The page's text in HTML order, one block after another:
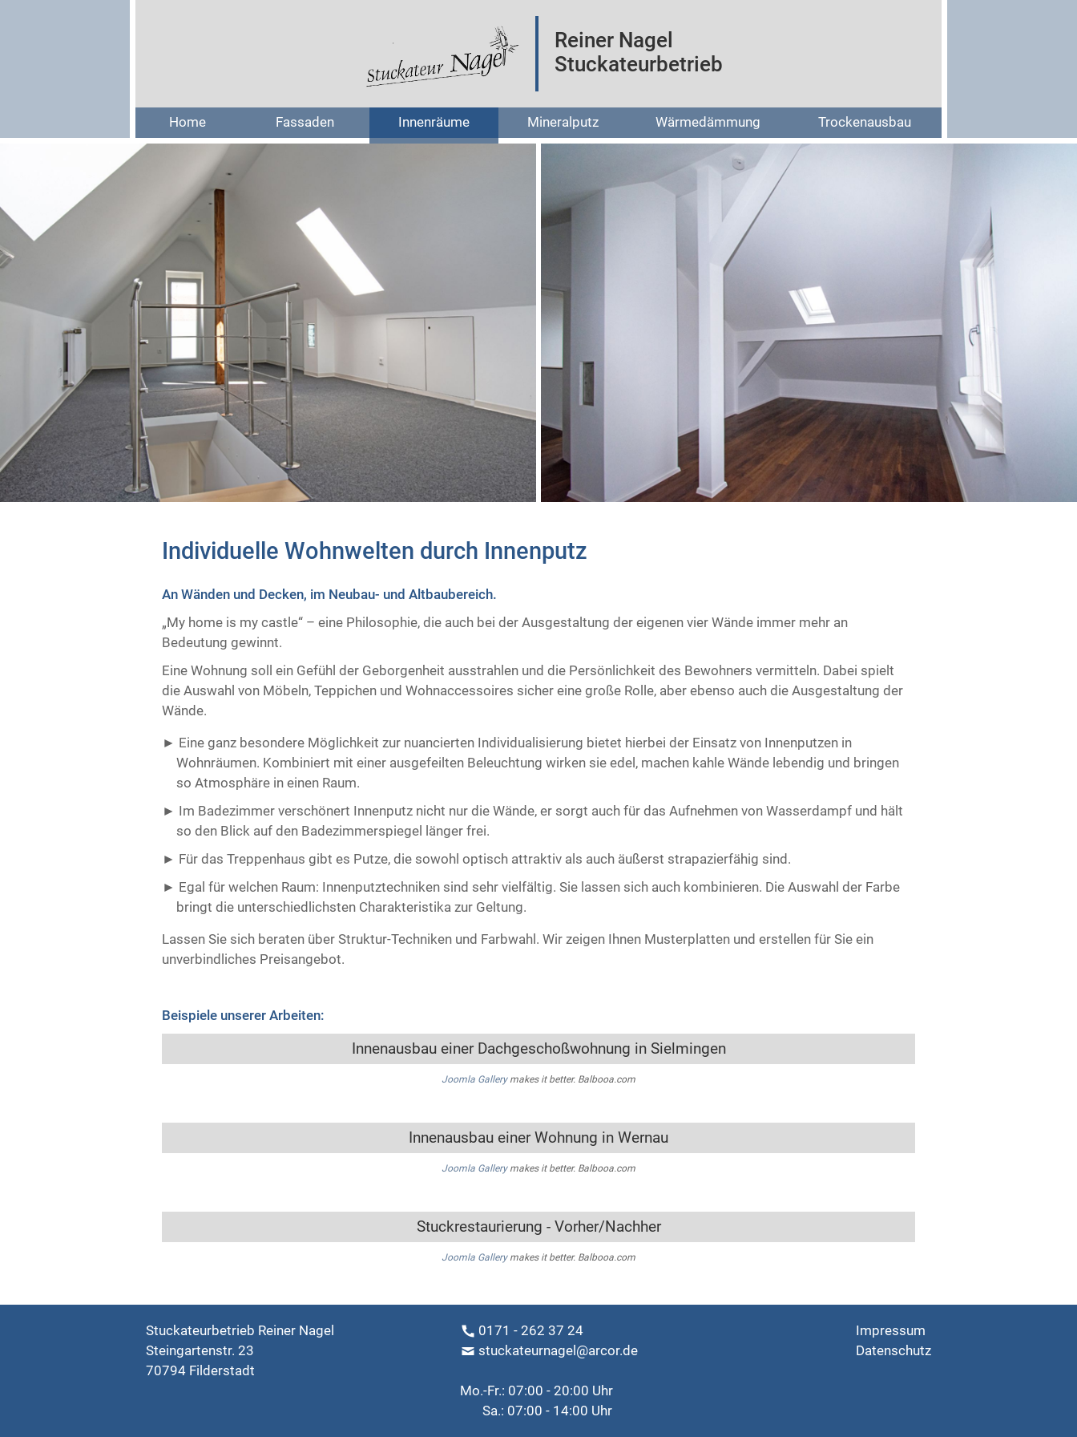
Reiner Nagel
Stuckateurbetrieb
Home Fassaden Innenräume Mineralputz Wärmedämmung Trockenausbau
Individuelle Wohnwelten durch Innenputz ​
An Wänden und Decken, im Neubau- und Altbaubereich.
„My home is my castle“ – eine Philosophie, die auch bei der Ausgestaltung der eigenen vier Wände immer mehr an
Bedeutung gewinnt.
Eine Wohnung soll ein Gefühl der Geborgenheit ausstrahlen und die Persönlichkeit des Bewohners vermitteln. Dabei spielt
die Auswahl von Möbeln, Teppichen und Wohnaccessoires sicher eine große Rolle, aber ebenso auch die Ausgestaltung der
Wände.
Eine ganz besondere Möglichkeit zur nuancierten Individualisierung bietet hierbei der Einsatz von Innenputzen in
Wohnräumen. Kombiniert mit einer ausgefeilten Beleuchtung wirken sie edel, machen kahle Wände lebendig und bringen
so Atmosphäre in einen Raum.
Im Badezimmer verschönert Innenputz nicht nur die Wände, er sorgt auch für das Aufnehmen von Wasserdampf und hält
so den Blick auf den Badezimmerspiegel länger frei.
Für das Treppenhaus gibt es Putze, die sowohl optisch attraktiv als auch äußerst strapazierfähig sind.
Egal für welchen Raum: Innenputztechniken sind sehr vielfältig. Sie lassen sich auch kombinieren. Die Auswahl der Farbe
bringt die unterschiedlichsten Charakteristika zur Geltung.
Lassen Sie sich beraten über Struktur-Techniken und Farbwahl. Wir zeigen Ihnen Musterplatten und erstellen für Sie ein
unverbindliches Preisangebot.
Beispiele unserer Arbeiten:
Innenausbau einer Dachgeschoßwohnung in Sielmingen
Joomla Gallerymakes it better. Balbooa.com
Innenausbau einer Wohnung in Wernau
Joomla Gallerymakes it better. Balbooa.com
Stuckrestaurierung - Vorher/Nachher
Joomla Gallerymakes it better. Balbooa.com
Stuckateurbetrieb Reiner Nagel
Steingartenstr. 23
70794 Filderstadt
0171 - 262 37 24
stuckateurnagel@arcor.de
Mo.-Fr.: 07:00 - 20:00 Uhr
Sa.: 07:00 - 14:00 Uhr
Impressum
Datenschutz